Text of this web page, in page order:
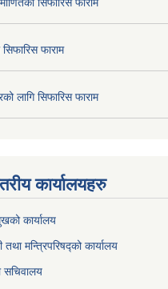
सिफारिस फाराम
सिफारिस फाराम
लागि सिफारिस फाराम
कार्यालयहरु
कार्यालय
मन्त्रिपरिषद्को कार्यालय
सचिवालय